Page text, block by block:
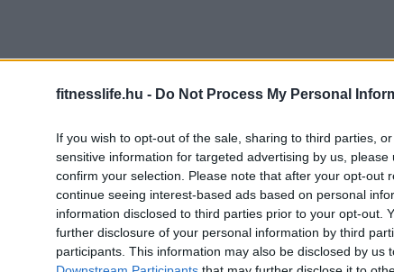
fitnesslife.hu - Do Not Process My Personal
If you wish to opt-out of the sale, sharing to third parties,
sensitive information for targeted advertising by us,
confirm your selection. Please note that after your opt-out
continue seeing interest-based ads based on personal
information disclosed to third parties prior to your opt-out.
further disclosure of your personal information by third
participants. This information may also be disclosed by us